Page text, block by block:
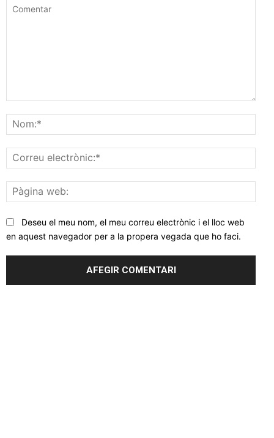
web:
Deseu el meu nom, el meu correu electrònic i el lloc web
en aquest navegador per a la propera vegada que ho faci.